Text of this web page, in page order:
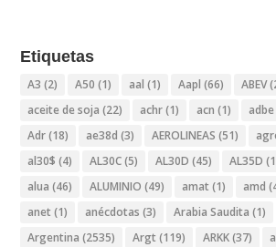
Etiquetas
A3 (2) A50 (1) aal (1) Aapl (66) ABEV
aceite de soja (22) achr(1) acn (1) adbe
Adr(18) ae38d (3) AEROLINEAS (51)
al30$ (4) AL30C(5) AL30D (45) AL35D
alua (46) ALUMINIO (49) amat (1) amd
anet (1) anécdotas (3) Arabia Saudita (1)
Argentina (2535) Argt (119) ARKK(37)